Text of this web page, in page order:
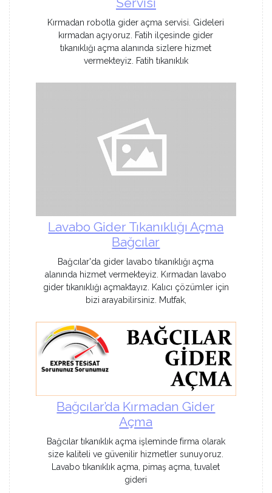
Kırmadan robotla gider açma servisi. Gideleri
kırmadan açıyoruz. Fatih ilçesinde gider
tıkanıklığı açma alanında sizlere hizmet
vermekteyiz. Fatih tıkanıklık
Lavabo Gider Tıkanıklığı Açma
Bağcılar
Bağcılar'da gider lavabo tıkanıklığı açma
alanında hizmet vermekteyiz. Kırmadan lavabo
gider tıkanıklığı açmaktayız. Kalıcı çözümler için
bizi arayabilirsiniz. Mutfak,
Bağcılar’da Kırmadan Gider
Açma
Bağcılar tıkanıklık açma işleminde firma olarak
size kaliteli ve güvenilir hizmetler sunuyoruz.
Lavabo tıkanıklık açma, pimaş açma, tuvalet
gideri